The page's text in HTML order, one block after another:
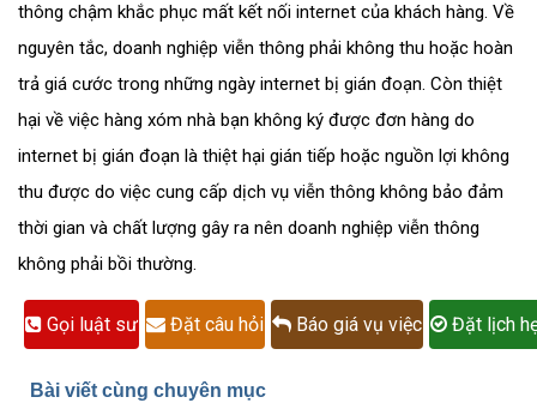
thông chậm khắc phục mất kết nối internet của khách hàng. Về
nguyên tắc, doanh nghiệp viễn thông phải không thu hoặc hoàn
trả giá cước trong những ngày internet bị gián đoạn. Còn thiệt
hại về việc hàng xóm nhà bạn không ký được đơn hàng do
internet bị gián đoạn là thiệt hại gián tiếp hoặc nguồn lợi không
thu được do việc cung cấp dịch vụ viễn thông không bảo đảm
thời gian và chất lượng gây ra nên doanh nghiệp viễn thông
không phải bồi thường.
Gọi luật sư Đặt câu hỏi Báo giá vụ việc Đặt lịch
Bài viết cùng chuyên mục